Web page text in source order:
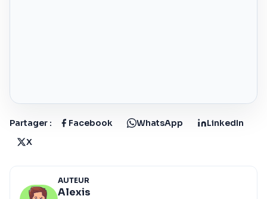
Partager : Facebook WhatsApp
LinkedIn
X
AUTEUR
Alexis